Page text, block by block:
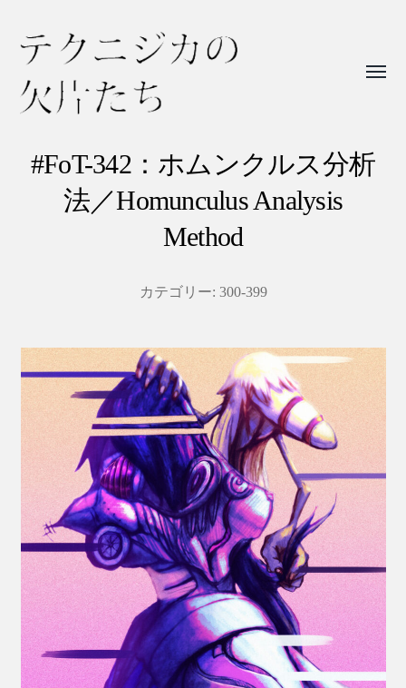
ク
ち
#FoT-342：ホムンクルス分析
法／Homunculus Analysis
Method
カテゴリー: 300-399